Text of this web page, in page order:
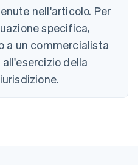
nell'articolo. Per
specifica,
a un commercialista
della